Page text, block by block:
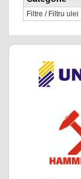
Filtre / Filtru ulei